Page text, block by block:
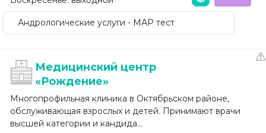
Андрологические услуги - МАР тест
Медицинский центр
«Рождение»
Многопрофильная клиника в Октябрьском районе,
обслуживающая взрослых и детей. Принимают врачи
высшей категории и кандида...